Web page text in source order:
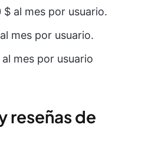
$ al mes por usuario.
mes por usuario.
mes por usuario
reseñas de